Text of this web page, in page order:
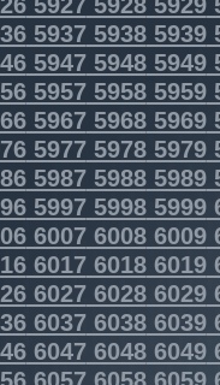
593759385939
594759485949
595759585959
596759685969
597759785979
598759885989
599759985999
600760086009
601760186019
602760286029
603760386039
604760486049